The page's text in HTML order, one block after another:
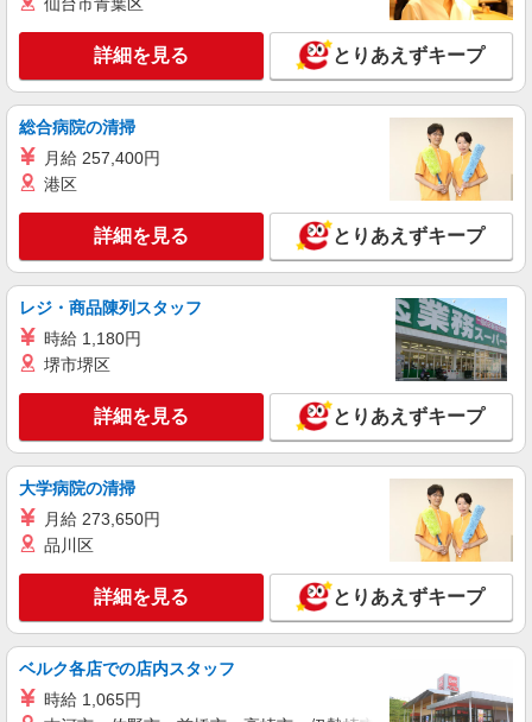
詳細を見る とりあえずキープ
総合病院の清掃
月給 257,400円
港区
詳細を見る とりあえずキープ
レジ・商品陳列スタッフ
時給 1,180円
堺市堺区
詳細を見る とりあえずキープ
大学病院の清掃
月給 273,650円
品川区
詳細を見る とりあえずキープ
ベルク各店での店内スタッフ
時給 1,065円